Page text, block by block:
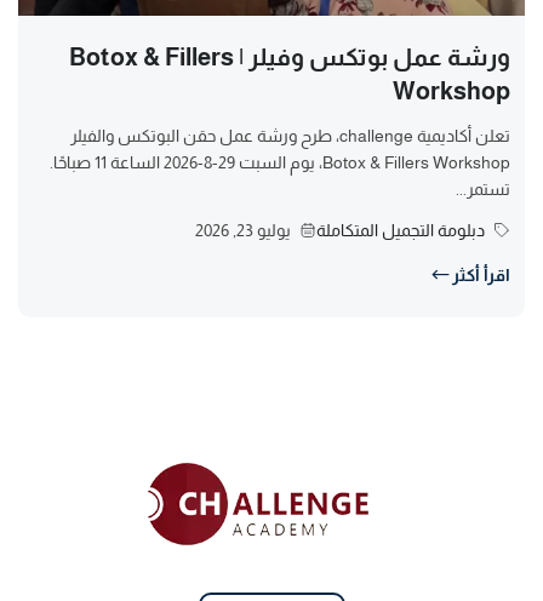
ورشة عمل بوتكس وفيلر | Botox & Fillers
Workshop
تعلن أكاديمية challenge، طرح ورشة عمل حقن البوتكس والفيلر
Botox & Fillers Workshop، يوم السبت 29-8-2026 الساعة 11 صباحًا.
تستمر...
دبلومة التجميل المتكاملة يوليو 23, 2026
اقرأ أكثر